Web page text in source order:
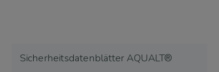
Sicherheitsdatenblätter AQUALT®